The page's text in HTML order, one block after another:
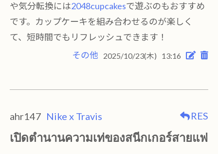
や気分転換には2048cupcakesで遊ぶのもおすすめ
です。カップケーキを組み合わせるのが楽しく
て、短時間でもリフレッシュできます！
その他
2025/10/23(木) 13:16
ahr147 Nike x Travis RES
เปิดตำนานความเท่ของสนีกเกอร์สายแฟ